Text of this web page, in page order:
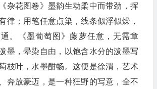
杂花图卷》墨韵生动柔中而带劲，挥
律；用笔任意点染，线条似浮似燥，
。《墨葡萄图》藤萝任意，无需章
墨，晕染自由，以饱含水分的泼墨写
枝叶，水墨酣畅。这便是徐渭，艺术
奔放豪迈，是一种狂野的写意，全不